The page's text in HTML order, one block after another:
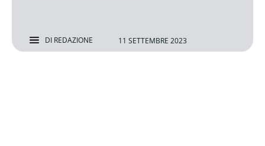
DI REDAZIONE 11 SETTEMBRE 2023